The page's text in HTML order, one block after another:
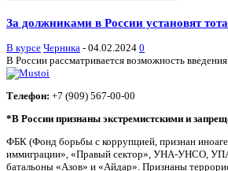
За должниками в России установят
В курсе Черника - 04.02.2024 0
В России рассматривается возможность
Телефон: +7 (909) 567-00-00
*В России признаны экстремистскими и
ФБК (Фонд борьбы с коррупцией, признан
иммиграции», «Правый сектор», УНА-УНСО, УПА,
батальоны «Азов» и «Айдар». Признаны